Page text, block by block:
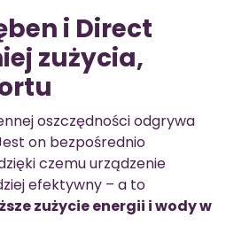
i Direct
zużycia,
oszczędności odgrywa
on bezpośrednio
czemu urządzenie
efektywny – a to
zużycie energii i wody w